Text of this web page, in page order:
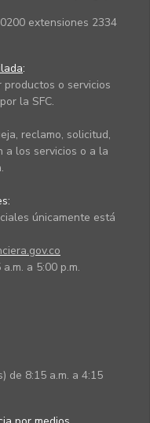
extensiones 2334
:
o servicios
la SFC.
reclamo, solicitud,
a los servicios o a la
únicamente está
a 5:00 p.m.
de 8:15 a.m. a 4:15